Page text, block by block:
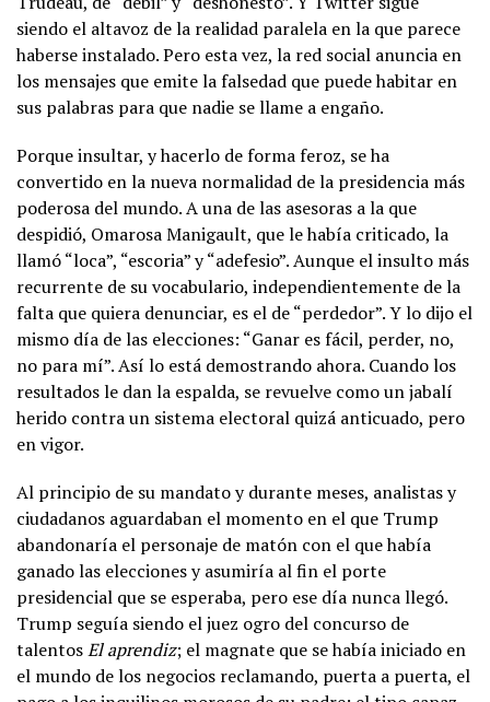
siendo el altavoz de la realidad paralela en la que parece
haberse instalado. Pero esta vez, la red social anuncia en
los mensajes que emite la falsedad que puede habitar en
sus palabras para que nadie se llame a engaño.
Porque insultar, y hacerlo de forma feroz, se ha
convertido en la nueva normalidad de la presidencia más
poderosa del mundo. A una de las asesoras a la que
despidió, Omarosa Manigault, que le había criticado, la
llamó “loca”, “escoria” y “adefesio”. Aunque el insulto más
recurrente de su vocabulario, independientemente de la
falta que quiera denunciar, es el de “perdedor”. Y lo dijo el
mismo día de las elecciones: “Ganar es fácil, perder, no,
no para mí”. Así lo está demostrando ahora. Cuando los
resultados le dan la espalda, se revuelve como un jabalí
herido contra un sistema electoral quizá anticuado, pero
en vigor.
Al principio de su mandato y durante meses, analistas y
ciudadanos aguardaban el momento en el que Trump
abandonaría el personaje de matón con el que había
ganado las elecciones y asumiría al fin el porte
presidencial que se esperaba, pero ese día nunca llegó.
Trump seguía siendo el juez ogro del concurso de
talentosEl aprendiz; el magnate que se había iniciado en
el mundo de los negocios reclamando, puerta a puerta, el